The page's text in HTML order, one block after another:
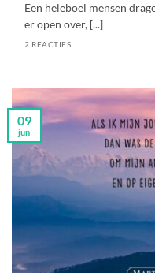
Een heleboel mensen
er open over, [...]
2 REACTIES
09
jun